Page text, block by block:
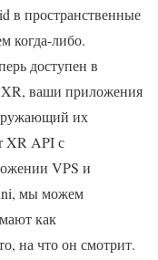
в пространственные
когда-либо.
доступен в
XR, ваши приложения
их
XR API с
VPS и
мы можем
как
на что он смотрит.